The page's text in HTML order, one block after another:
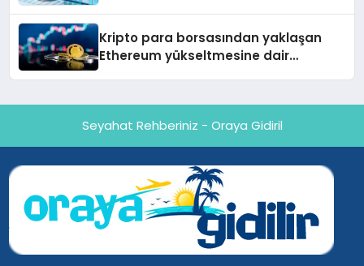
Kripto para borsasından yaklaşan
Ethereum yükseltmesine dair
Seyahat Rehberiniz - Oraya Gidiril